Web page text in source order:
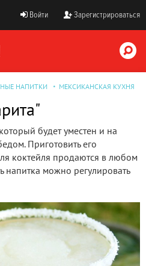
Войти Зарегистрироваться
НАПИТКИ МЕКСИКАНСКАЯ КУХНЯ
будет уместен и на
Приготовить его
коктейля продаются в любом
напитка можно регулировать